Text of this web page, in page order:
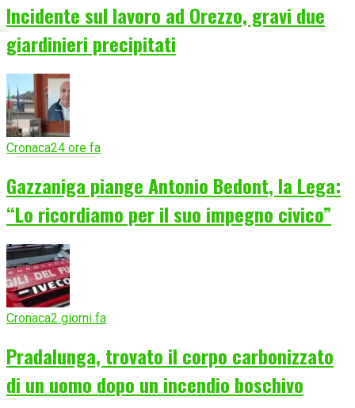
Incidente sul lavoro ad Orezzo, gravi due
giardinieri precipitati
Cronaca24 ore fa
Gazzaniga piange Antonio Bedont, la Lega:
“Lo ricordiamo per il suo impegno civico”
Cronaca2 giorni fa
Pradalunga, trovato il corpo carbonizzato
di un uomo dopo un incendio boschivo